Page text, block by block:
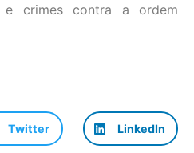
e crimes contra a ordem
Twitter LinkedIn